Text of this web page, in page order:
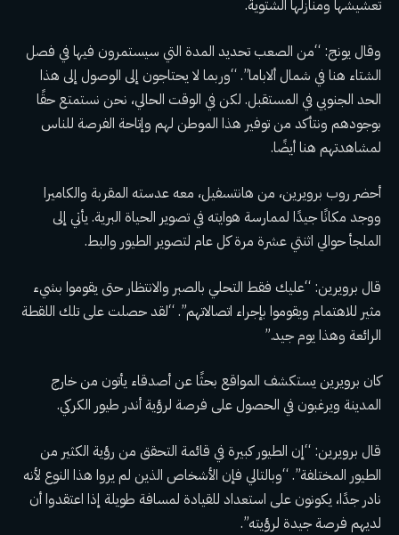
تعشيشها ومنازلها الشتوية.
وقال يونج: “من الصعب تحديد المدة التي سيستمرون فيها في فصل
الشتاء هنا في شمال ألاباما”. “وربما لا يحتاجون إلى الوصول إلى هذا
الحد الجنوبي في المستقبل. لكن في الوقت الحالي، نحن نستمتع حقًا
بوجودهم ونتأكد من توفير هذا الموطن لهم وإتاحة الفرصة للناس
لمشاهدتهم هنا أيضًا.
أحضر روب برويرين، من هانتسفيل، معه عدسته المقربة والكاميرا
ووجد مكانًا جيدًا لممارسة هوايته في تصوير الحياة البرية. يأتي إلى
الملجأ حوالي اثنتي عشرة مرة كل عام لتصوير الطيور والبط.
قال برويرين: “عليك فقط التحلي بالصبر والانتظار حتى يقوموا بشيء
مثير للاهتمام ويقوموا بإجراء اتصالاتهم”. “لقد حصلت على تلك اللقطة
الرائعة وهذا يوم جيد.”
كان برويرين يستكشف المواقع بحثًا عن أصدقاء يأتون من خارج
المدينة ويرغبون في الحصول على فرصة لرؤية أندر طيور الكركي.
قال برويرين: “إن الطيور كبيرة في قائمة التحقق من رؤية الكثير من
الطيور المختلفة”. “وبالتالي فإن الأشخاص الذين لم يروا هذا النوع لأنه
نادر جدًا، يكونون على استعداد للقيادة لمسافة طويلة إذا اعتقدوا أن
لديهم فرصة جيدة لرؤيته”.